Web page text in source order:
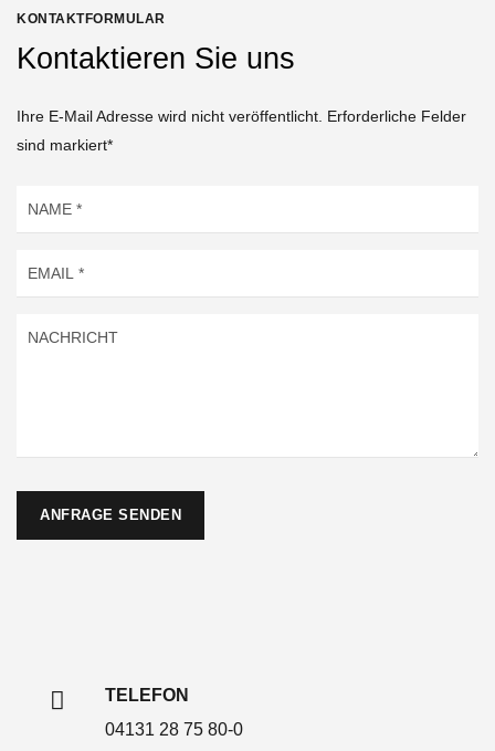
KONTAKTFORMULAR
Kontaktieren Sie uns
Ihre E-Mail Adresse wird nicht veröffentlicht. Erforderliche Felder
sind markiert*
ANFRAGE SENDEN
TELEFON
04131 28 75 80-0